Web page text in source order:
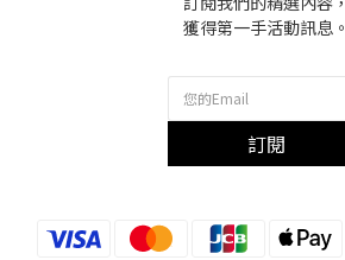
獲得第一手活動訊息。
訂閱